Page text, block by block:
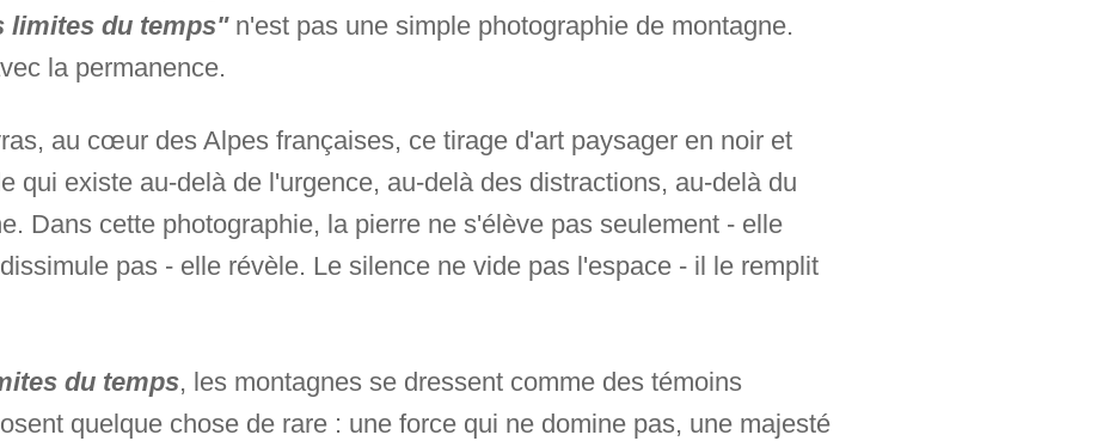
limites du temps"n'est pas une simple photographie de montagne.
la permanence.
au cœur des Alpes françaises, ce tirage d'art paysager en noir et
qui existe au-delà de l'urgence, au-delà des distractions, au-delà du
Dans cette photographie, la pierre ne s'élève pas seulement - elle
pas - elle révèle. Le silence ne vide pas l'espace - il le remplit
du temps, les montagnes se dressent comme des témoins
quelque chose de rare : une force qui ne domine pas, une majesté